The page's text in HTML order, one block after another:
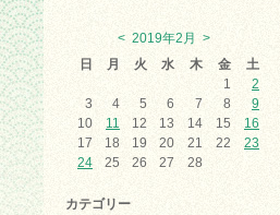
< 2019年2月
>
日
月 火 水 木 金
土
1
2
3
4 5 6 7 8
9
10
11 12 13 14 15
16
17
18 19 20 21 22
23
24
25 26 27 28
カテゴリー